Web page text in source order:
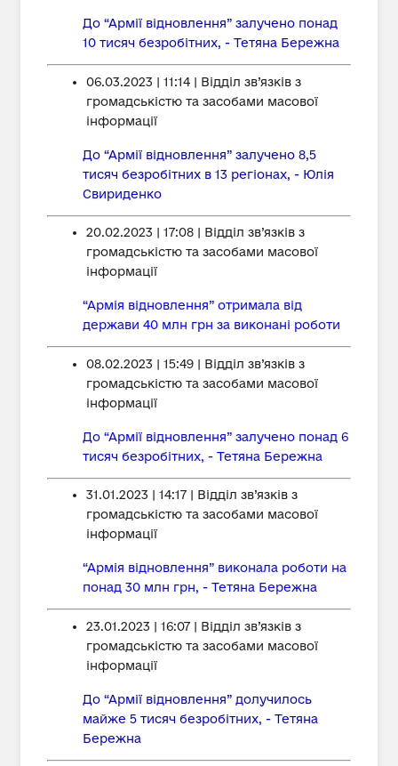
До “Армії відновлення” залучено понад
10 тисяч безробітних, - Тетяна Бережна
06.03.2023 | 11:14 | Відділ зв’язків з
громадськістю та засобами масової
інформації
До “Армії відновлення” залучено 8,5
тисяч безробітних в 13 регіонах, - Юлія
Свириденко
20.02.2023 | 17:08 | Відділ зв’язків з
громадськістю та засобами масової
інформації
“Армія відновлення” отримала від
держави 40 млн грн за виконані роботи
08.02.2023 | 15:49 | Відділ зв’язків з
громадськістю та засобами масової
інформації
До “Армії відновлення” залучено понад 6
тисяч безробітних, - Тетяна Бережна
31.01.2023 | 14:17 | Відділ зв’язків з
громадськістю та засобами масової
інформації
“Армія відновлення” виконала роботи на
понад 30 млн грн, - Тетяна Бережна
23.01.2023 | 16:07 | Відділ зв’язків з
громадськістю та засобами масової
інформації
До “Армії відновлення” долучилось
майже 5 тисяч безробітних, - Тетяна
Бережна